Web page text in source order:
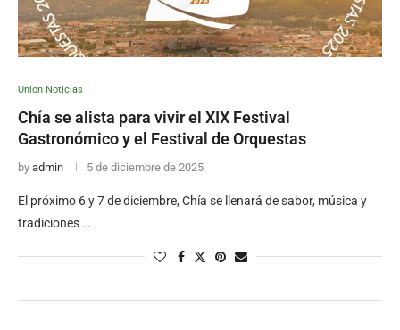
Union Noticias
Chía se alista para vivir el XIX Festival
Gastronómico y el Festival de Orquestas
by admin 5 de diciembre de 2025
El próximo 6 y 7 de diciembre, Chía se llenará de sabor, música y
tradiciones …